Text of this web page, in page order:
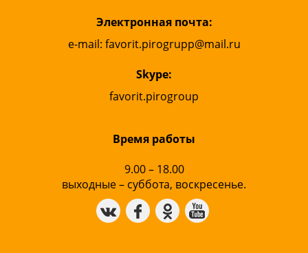
Электронная почта:
e-mail: favorit.pirogrupp@mail.ru
Skype:
favorit.pirogroup
Время работы
9.00 – 18.00
выходные – суббота, воскресенье.